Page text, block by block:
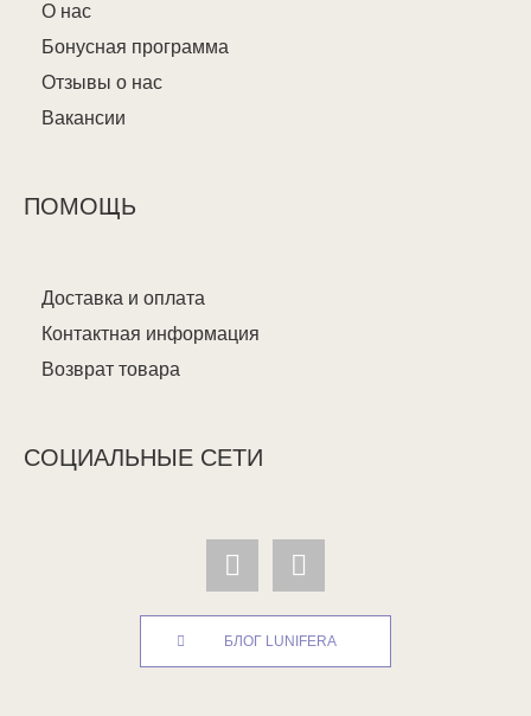
О нас
Бонусная программа
Отзывы о нас
Вакансии
ПОМОЩЬ
Доставка и оплата
Контактная информация
Возврат товара
СОЦИАЛЬНЫЕ СЕТИ
БЛОГ LUNIFERA